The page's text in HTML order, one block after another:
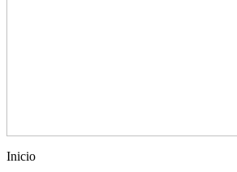
Inicio